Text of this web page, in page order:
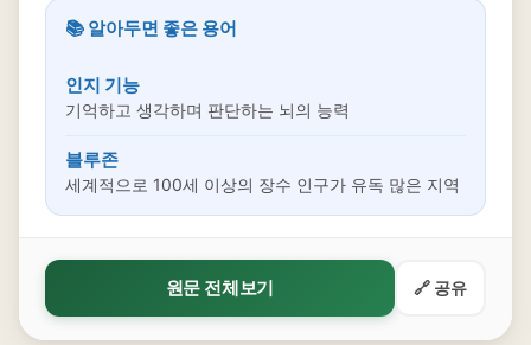
📚 알아두면 좋은 용어
인지 기능
기억하고 생각하며 판단하는 뇌의 능력
블루존
세계적으로 100세 이상의 장수 인구가 유독 많은 지역
원문 전체보기 🔗 공유